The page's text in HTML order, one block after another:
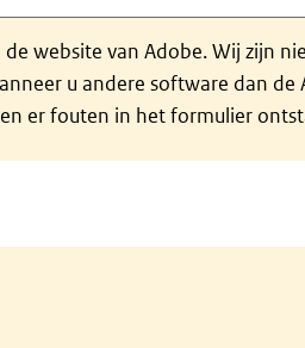
website van Adobe. Wij zijn
u andere software dan de
er fouten in het formulier